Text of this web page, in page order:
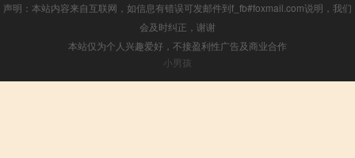
声明：本站内容来自互联网，如信息有错误可发邮件到f_fb#foxmail.com说明，我们
会及时纠正，谢谢
本站仅为个人兴趣爱好，不接盈利性广告及商业合作
小男孩